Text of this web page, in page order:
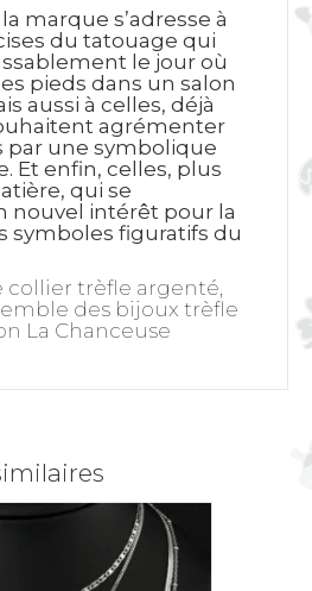
marque s’adresse à
du tatouage qui
le jour où
pieds dans un salon
aussi à celles, déjà
agrémenter
par une symbolique
Et enfin, celles, plus
qui se
nouvel intérêt pour la
symboles figuratifs du
collier trèfle argenté,
des bijoux trèfle
La Chanceuse